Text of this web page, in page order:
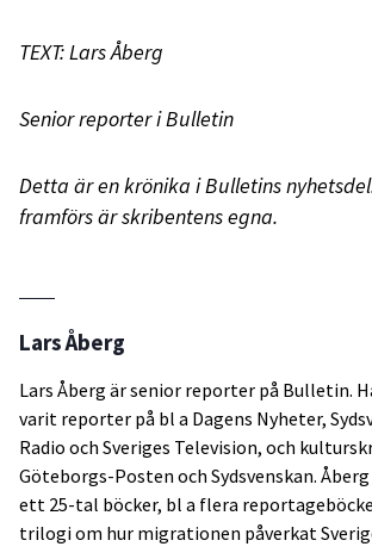
TEXT: Lars Åberg
Senior reporter i Bulletin
Detta är en krönika i Bulletins
framförs är skribentens egna.
Lars Åberg
Lars Åberg är senior reporter på Bulletin.
varit reporter på bl a Dagens Nyheter,
Radio och Sveriges Television, och
Göteborgs-Posten och Sydsvenskan.
ett 25-tal böcker, bl a flera
trilogi om hur migrationen påverkat